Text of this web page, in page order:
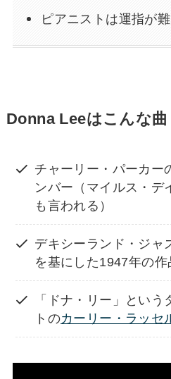
ピアニストは運指が
Donna Leeはこんな曲
チャーリー・パーカー
ンバー（マイルス・デ
も言われる）
デキシーランド・ジャ
を基にした1947年の作
「ドナ・リー」とい
トのカーリー・ラッセ